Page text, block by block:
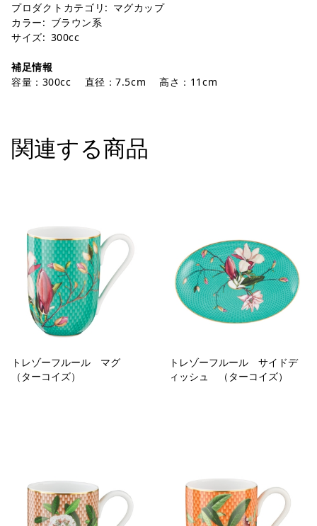
プロダクトカテゴリ: マグカップ
カラー: ブラウン系
サイズ: 300cc
補足情報
容量：300cc 直径：7.5cm 高さ：11cm
関連する商品
トレゾーフルール マグ
（ターコイズ）
トレゾーフルール サイドデ
ィッシュ （ターコイズ）